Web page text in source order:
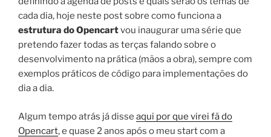
cada dia, hoje neste post sobre como funciona a
estrutura do Opencartvou inaugurar uma série que
pretendo fazer todas as terças falando sobre o
desenvolvimento na prática (mãos a obra), sempre com
exemplos práticos de código para implementações do
dia a dia.
Algum tempo atrás já disse aqui por que virei fã do
Opencart, e quase 2 anos após o meu start com a